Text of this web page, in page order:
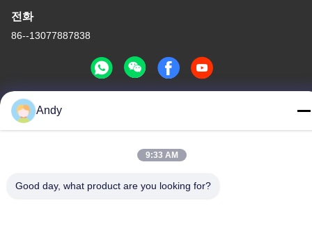
전화
86--13077887838
개인 정보 정책|사이트맵
중국 좋은 품질 무선 충전기 공급업체. 저작권 © -2026 Shenzhen
Andy
9:33 AM
Good day, what product are you looking for?